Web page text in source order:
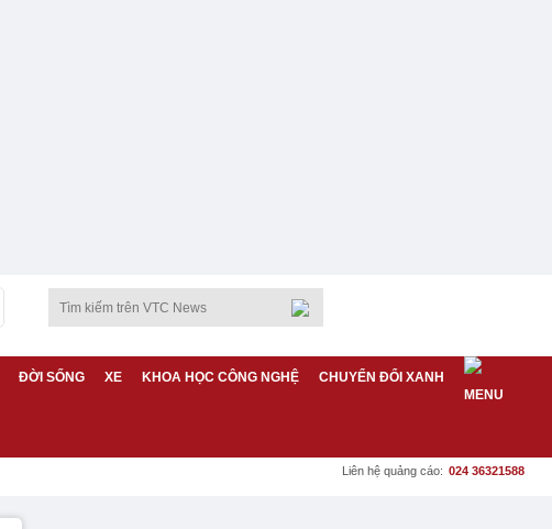
ĐỜI SỐNG XE KHOA HỌC CÔNG NGHỆ CHUYỂN ĐỔI XANH
Liên hệ quảng cáo: 024 36321588